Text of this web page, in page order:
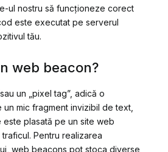
ul nostru să funcționeze corect
este executat pe serverul
tău.
web beacon?
un „pixel tag”, adică o
mic fragment invizibil de text,
este plasată pe un site web
Pentru realizarea
web beacons pot stoca diverse